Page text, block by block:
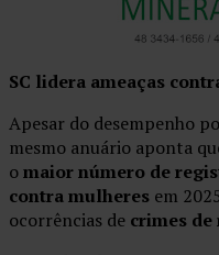
SC lidera ameaças
Apesar do desempenho
mesmo anuário aponta
omaior número de
contra mulheres em
ocorrências de crimes de